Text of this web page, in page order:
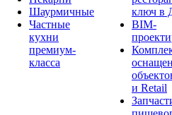
Шаурмичные
Частные
кухни
премиум-
класса
ключ в
BIM-
и Retail